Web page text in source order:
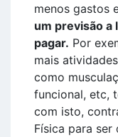
menos gastos
um previsão a
pagar. Por
mais
como
funcional, etc,
com isto,
Física para